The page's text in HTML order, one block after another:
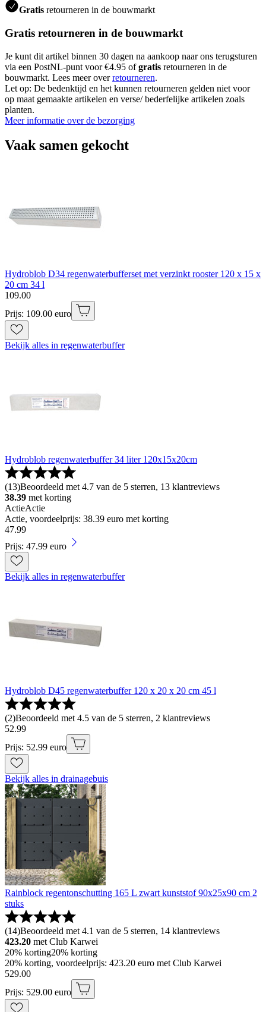
Gratis retourneren in de bouwmarkt
Gratis retourneren in de bouwmarkt
Je kunt dit artikel binnen 30 dagen na aankoop naar ons terugsturen
via een PostNL-punt voor €4.95 ofgratis retourneren in de
bouwmarkt. Lees meer overretourneren.
Let op: De bedenktijd en het kunnen retourneren gelden niet voor
op maat gemaakte artikelen en verse/ bederfelijke artikelen zoals
planten.
Meer informatie over de bezorging
Vaak samen gekocht
Hydroblob D34 regenwaterbufferset met verzinkt rooster 120 x 15 x
20 cm 34 l
109.00
Prijs: 109.00 euro
Bekijk alles in regenwaterbuffer
Hydroblob regenwaterbuffer 34 liter 120x15x20cm
(13)Beoordeeld met 4.7 van de 5 sterren, 13 klantreviews
38.39 met korting
ActieActie
Actie, voordeelprijs: 38.39 euro met korting
47.99
Prijs: 47.99 euro
Bekijk alles in regenwaterbuffer
Hydroblob D45 regenwaterbuffer 120 x 20 x 20 cm 45 l
(2)Beoordeeld met 4.5 van de 5 sterren, 2 klantreviews
52.99
Prijs: 52.99 euro
Bekijk alles in drainagebuis
Rainblock regentonschutting 165 L zwart kunststof 90x25x90 cm 2
stuks
(14)Beoordeeld met 4.1 van de 5 sterren, 14 klantreviews
423.20 met Club Karwei
20% korting20% korting
20% korting, voordeelprijs: 423.20 euro met Club Karwei
529.00
Prijs: 529.00 euro